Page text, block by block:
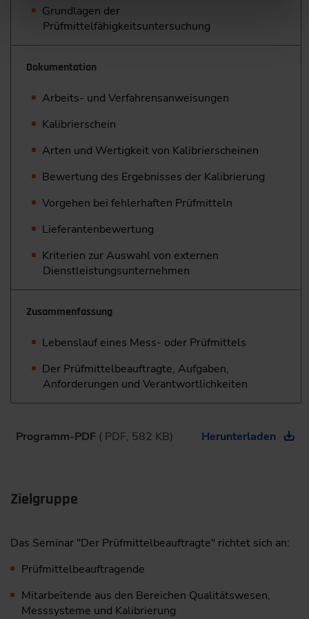
Grundlagen der
Prüfmittelfähigkeitsuntersuchung
Dokumentation
Arbeits- und Verfahrensanweisungen
Kalibrierschein
Arten und Wertigkeit von Kalibrierscheinen
Bewertung des Ergebnisses der Kalibrierung
Vorgehen bei fehlerhaften Prüfmitteln
Lieferantenbewertung
Kriterien zur Auswahl von externen
Dienstleistungsunternehmen
Zusammenfassung
Lebenslauf eines Mess- oder Prüfmittels
Der Prüfmittelbeauftragte, Aufgaben,
Anforderungen und Verantwortlichkeiten
Programm-PDF ( PDF, 582 KB) Herunterladen
Zielgruppe
Das Seminar "Der Prüfmittelbeauftragte" richtet sich an:
Prüfmittelbeauftragende
Mitarbeitende aus den Bereichen Qualitätswesen,
Messsysteme und Kalibrierung